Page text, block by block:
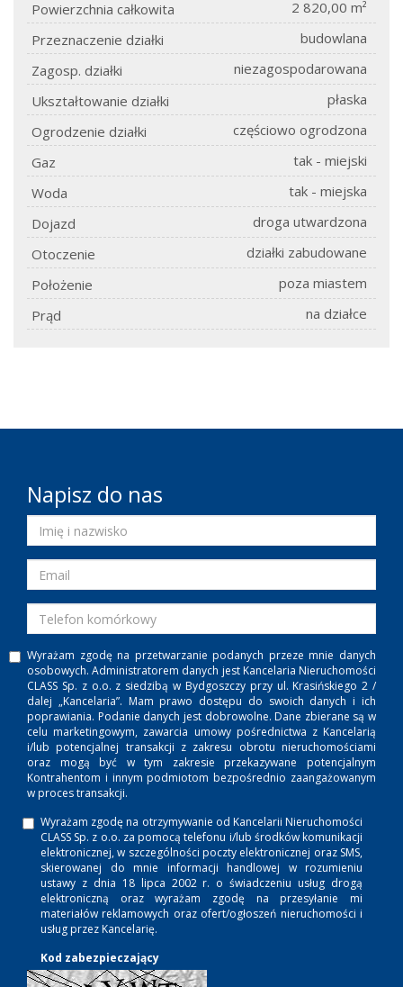
Powierzchnia całkowita
2 820,00 m²
Przeznaczenie działki
budowlana
Zagosp. działki
niezagospodarowana
Ukształtowanie działki
płaska
Ogrodzenie działki
częściowo ogrodzona
Gaz
tak - miejski
Woda
tak - miejska
Dojazd
droga utwardzona
Otoczenie
działki zabudowane
Położenie
poza miastem
Prąd
na działce
Napisz do nas
Wyrażam zgodę na przetwarzanie podanych przeze mnie danych
osobowych. Administratorem danych jest Kancelaria Nieruchomości
CLASS Sp. z o.o. z siedzibą w Bydgoszczy przy ul. Krasińskiego 2 /
dalej „Kancelaria”. Mam prawo dostępu do swoich danych i ich
poprawiania. Podanie danych jest dobrowolne. Dane zbierane są w
celu marketingowym, zawarcia umowy pośrednictwa z Kancelarią
i/lub potencjalnej transakcji z zakresu obrotu nieruchomościami
oraz mogą być w tym zakresie przekazywane potencjalnym
Kontrahentom i innym podmiotom bezpośrednio zaangażowanym
w proces transakcji.
Wyrażam zgodę na otrzymywanie od Kancelarii Nieruchomości
CLASS Sp. z o.o. za pomocą telefonu i/lub środków komunikacji
elektronicznej, w szczególności poczty elektronicznej oraz SMS,
skierowanej do mnie informacji handlowej w rozumieniu
ustawy z dnia 18 lipca 2002 r. o świadczeniu usług drogą
elektroniczną oraz wyrażam zgodę na przesyłanie mi
materiałów reklamowych oraz ofert/ogłoszeń nieruchomości i
usług przez Kancelarię.
Kod zabezpieczający